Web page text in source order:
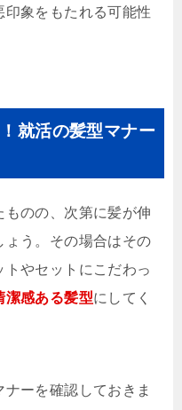
印象をもたれる可能性
就活の髪型マナー
のの、次第に髪が伸
ょう。その場合はその
やセットにこだわっ
潔感ある髪型にしてく
ーを確認しておきま